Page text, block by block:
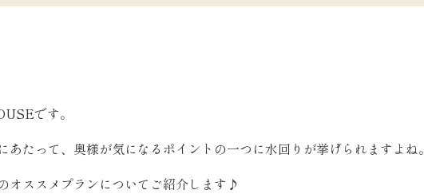
です。
あたって、奥様が気になるポイントの一つに水回りが挙げられますよね。
オススメプランについてご紹介します♪